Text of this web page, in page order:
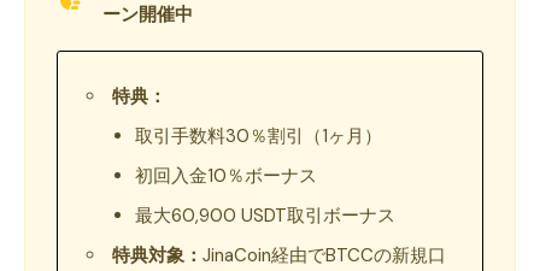
ーン開催中
特典：
取引手数料30％割引（1ヶ月）
初回入金10％ボーナス
最大60,900 USDT取引ボーナス
特典対象：JinaCoin経由でBTCCの新規口